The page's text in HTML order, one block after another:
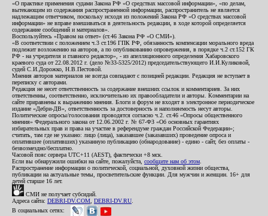
«О практике применения судами Закона РФ «О средствах массовой информации», «по делам,
вытекающим из содержания распространенной информации, распространитель не является
надлежащим ответчиком, поскольку исходя из положений Закона РФ «О средствах массовой
информации» не вправе вмешиваться в деятельность редакции, в ходе которой определяется
содержание сообщений и материалов».
Воспользуйтесь «Правом на ответ» (ст.46 Закона РФ «О СМИ»).
«В соответствии с положением ч.3 ст.196 ГПК РФ, обязанность компенсации морального вреда
подлежит возложению на авторов, а по опубликованию опровержения, в порядке ч.2 ст.152 ГК
РФ - на учредителя и главного редактор», - из апелляционного определения Хабаровского
краевого суда от 22.08.2012 г. (дело №33-5325/2012) председательствующего И.И.Куликовой,
судей С.И.Дорожко, Н.В.Пестовой.
Мнения авторов материалов не всегда совпадают с позицией редакции. Редакция не вступает в
переписку с авторами.
Редакция не несет ответственность за содержание внешних ссылок и комментариев. За них
ответственны, соответственно, исключительно их правообладатели и авторы. Комментарии на
сайте приравнены к выражению мнения. Блоги и форум не входят в электронное периодическое
издание «Дебри-ДВ», ответственность за достоверность и наполняемость несут авторы.
Политические опросы/голосования проводятся согласно ч.2. ст.46 «Опросы общественного
мнения» Федерального закона от 12.06.2002 г. № 67-ФЗ «Об основных гарантиях
избирательных прав и права на участие в референдуме граждан Российской Федерации»;
считать, там где не указано: лицо (лица), заказавшее (заказавших) проведение опроса и
оплатившее (оплативших) указанную публикацию (обнародование) - едино - сайт, без оплаты -
безвозмездно/бесплатно.
Часовой пояс сервера UTC+11 (AEST), фактически +8 мск.
Если вы обнаружили ошибки на сайте, пожалуйста, сообщите нам об этом
Распространение информации о политической, социальной, духовной жизни общества,
публикации на актуальные темы, просветительские функции. Для мужчин и женщин. 16+ для
детей старше 16 лет.
СМИ не получает субсидий.
Адреса сайта: DEBRI-DV.COM DEBRI-DV.RU
В социальных сетях: